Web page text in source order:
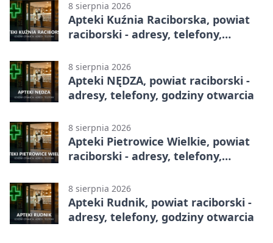
8 sierpnia 2026
Apteki Kuźnia Raciborska, powiat
raciborski - adresy, telefony,
8 sierpnia 2026
Apteki NĘDZA, powiat raciborski -
adresy, telefony, godziny otwarcia
8 sierpnia 2026
Apteki Pietrowice Wielkie, powiat
raciborski - adresy, telefony,
8 sierpnia 2026
Apteki Rudnik, powiat raciborski -
adresy, telefony, godziny otwarcia